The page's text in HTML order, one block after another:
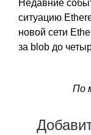
Недавние
ситуацию
новой сети
за blob до
По